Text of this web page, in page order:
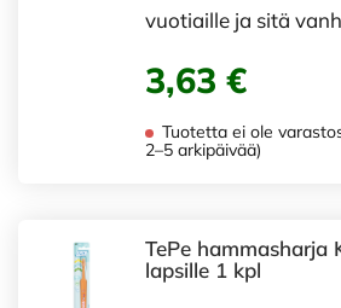
vuotiaille ja sitä
3,63 €
Tuotetta ei ole
2–5 arkipäivää)
TePe hammasharja
lapsille 1 kpl